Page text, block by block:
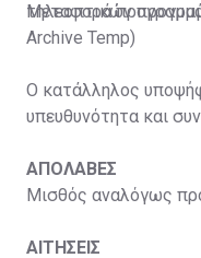
τηλεοπτικών
Μεταφορά
Archive Temp)
Ο κατάλληλος
υπευθυνότητα και
ΑΠΟΛΑΒΕΣ
Μισθός αναλόγως
ΑΙΤΗΣΕΙΣ